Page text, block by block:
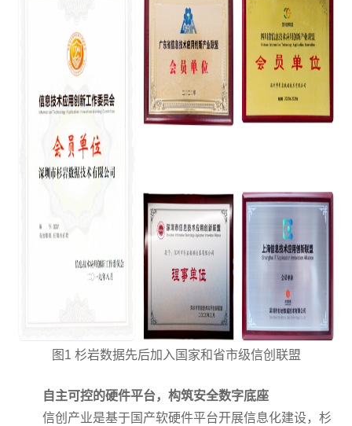
图1 杉岩数据先后加入国家和省市级信创联盟
自主可控的硬件平台，构筑安全数字底座
信创产业是基于国产软硬件平台开展信息化建设，杉